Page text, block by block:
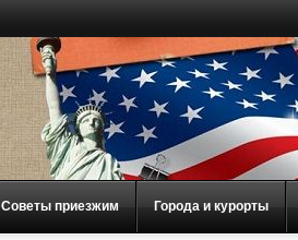
Советы приезжим Города и курорты